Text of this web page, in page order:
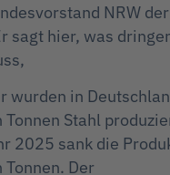
NRW der
sagt hier, was
wurden in
Stahl
2025 sank die
Der